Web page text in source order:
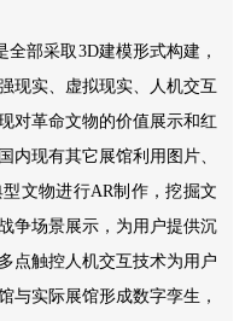
全部采取 3D建模形式构建，
现实、虚拟现实、人机交互
对革命文物的价值展示和红
内现有其它展馆利用图片、
文物进行AR制作，挖掘文
争场景展示，为用户提供沉
点触控人机交互技术为用户
与实际展馆形成数字孪生，